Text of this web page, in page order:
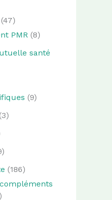
(47)
PMR (8)
santé
(9)
(186)